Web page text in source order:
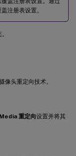
注册表设置。
像头重定向技术。
重定向设置并将其